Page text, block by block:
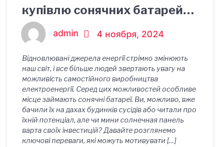
купівлю сонячних батарей
для дому
admin 4 ноября, 2024
Відновлювані джерела енергії стрімко змінюють
наш світ, і все більше людей звертають увагу на
можливість самостійного виробництва
електроенергії. Серед цих можливостей особливе
місце займають сонячні батареї. Ви, можливо, вже
бачили їх на дахах будинків сусідів або читали про
їхній потенціал, але чи мини солнечная панель
варта своїх інвестицій? Давайте розглянемо
ключові переваги, які можуть мотивувати […]